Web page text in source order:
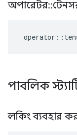
অপারেটর::
operator ::
পাবলিক
লকিং ব্যবহার